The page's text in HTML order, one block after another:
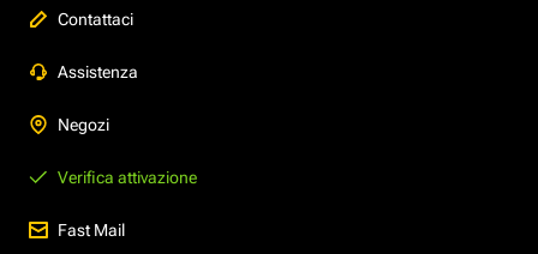
Contattaci
Assistenza
Negozi
Verifica attivazione
Fast Mail